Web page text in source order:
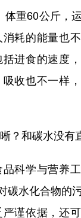
体重60公斤，
耗的能量也
进食的速度
收也不一样
和碳水没有
学与营养工
碳水化合物的
谨依据，还